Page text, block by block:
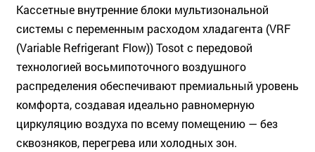
Кассетные внутренние блоки мультизональной
системы с переменным расходом хладагента (VRF
(Variable Refrigerant Flow)) Tosot с передовой
технологией восьмипоточного воздушного
распределения обеспечивают премиальный уровень
комфорта, создавая идеально равномерную
циркуляцию воздуха по всему помещению — без
сквозняков, перегрева или холодных зон.